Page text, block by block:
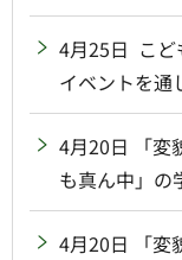
4月25日 こど
イベントを通
4月20日 「変
も真ん中」の
4月20日 「変